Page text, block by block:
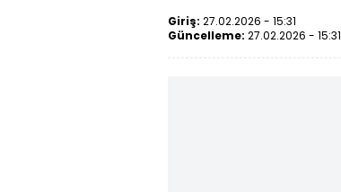
Giriş: 27.02.2026 - 15:31
Güncelleme: 27.02.2026 - 15:31